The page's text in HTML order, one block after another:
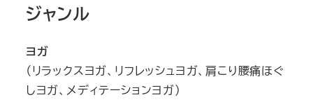
ジャンル
ヨガ
（リラックスヨガ、リフレッシュヨガ、肩こり腰痛ほぐ
しヨガ、メディテーションヨガ）